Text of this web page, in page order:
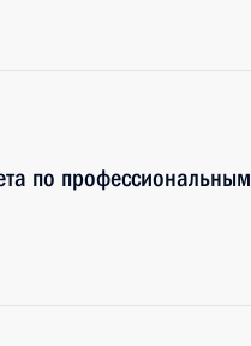
по профессиональным